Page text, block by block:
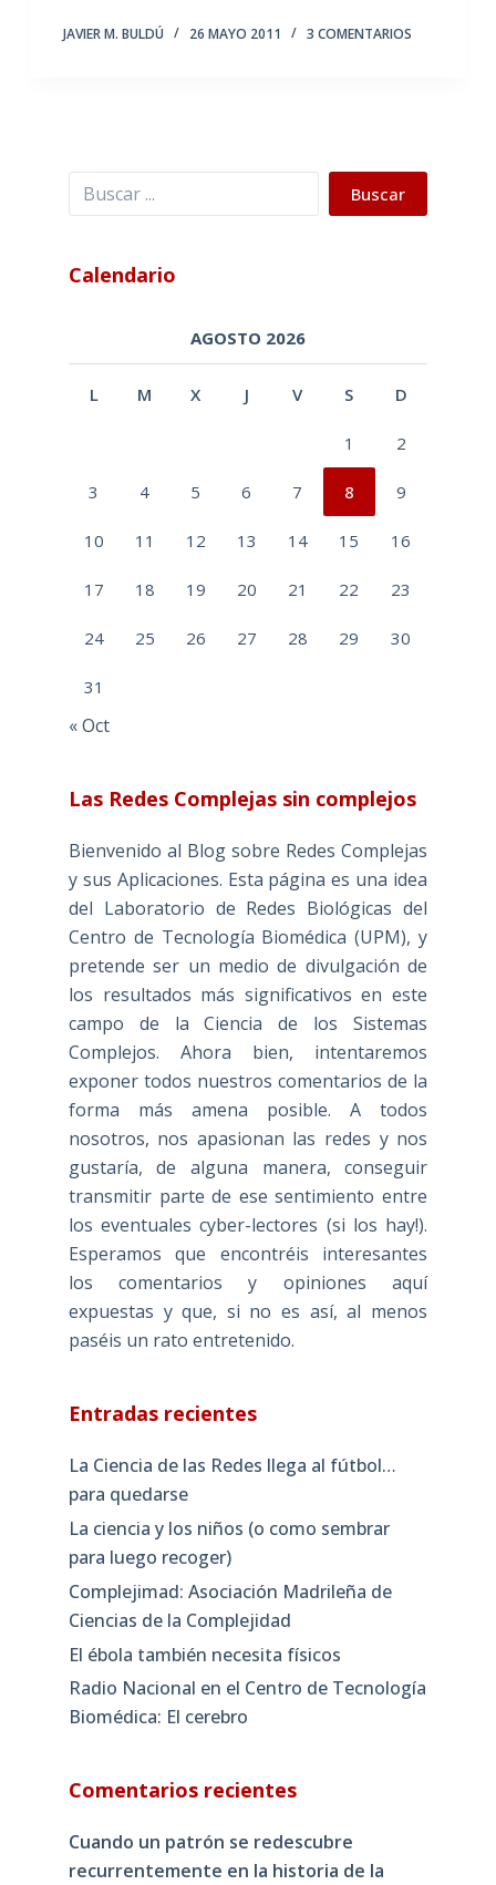
JAVIER M. BULDÚ 26 MAYO 2011 3 COMENTARIOS
Buscar Buscar
Calendario
AGOSTO 2026
L M X J V S D
1 2
3 4 5 6 7 8 9
10 11 12 13 14 15 16
17 18 19 20 21 22 23
24 25 26 27 28 29 30
31
« Oct
Las Redes Complejas sin complejos
Bienvenido al Blog sobre Redes Complejas
y sus Aplicaciones. Esta página es una idea
del Laboratorio de Redes Biológicas del
Centro de Tecnología Biomédica (UPM), y
pretende ser un medio de divulgación de
los resultados más significativos en este
campo de la Ciencia de los Sistemas
Complejos. Ahora bien, intentaremos
exponer todos nuestros comentarios de la
forma más amena posible. A todos
nosotros, nos apasionan las redes y nos
gustaría, de alguna manera, conseguir
transmitir parte de ese sentimiento entre
los eventuales cyber-lectores (si los hay!).
Esperamos que encontréis interesantes
los comentarios y opiniones aquí
expuestas y que, si no es así, al menos
paséis un rato entretenido.
Entradas recientes
La Ciencia de las Redes llega al fútbol…
para quedarse
La ciencia y los niños (o como sembrar
para luego recoger)
Complejimad: Asociación Madrileña de
Ciencias de la Complejidad
El ébola también necesita físicos
Radio Nacional en el Centro de Tecnología
Biomédica: El cerebro
Comentarios recientes
Cuando un patrón se redescubre
recurrentemente en la historia de la